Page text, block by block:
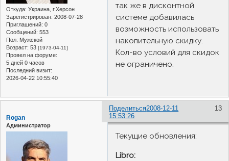
Откуда: Украина, г.Херсон
Зарегистрирован: 2008-07-28
Приглашений: 0
Сообщений: 553
Пол: Мужской
Возраст: 53 [1973-04-11]
Провел на форуме:
5 дней 0 часов
Последний визит:
2026-04-22 10:55:40
так же в дисконтной
системе добавилась
возможность использовать
накопительную скидку.
Кол-во условий для скидок
не ограничено.
Поделиться 13
2008-12-11
15:53:26
Rogan
Администратор
Текущие обновления:
Libro: